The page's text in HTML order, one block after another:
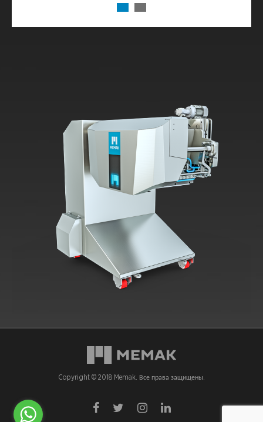
Copyright © 2018 Memak. Все права защищены.